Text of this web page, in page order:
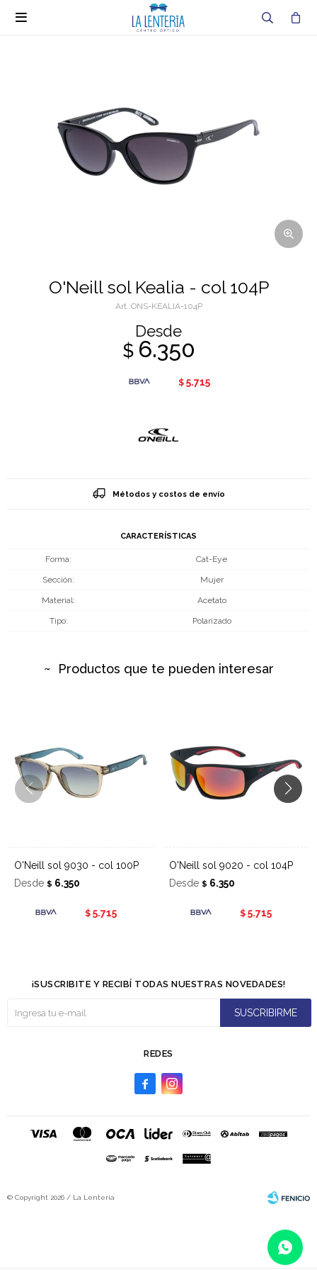

O'Neill sol Kealia - col 104P
ONS-KEALIA-104P
Desde
$ 6.350
$ 5.715
Métodos y costos de envío
CARACTERÍSTICAS
Forma Cat-Eye
Sección Mujer
Material Acetato
Tipo Polarizado
Productos que te pueden interesar
O'Neill sol 9030 - col 100P
Desde $ 6.350
$ 5.715
O'Neill sol 9020 - col 104P
Desde $ 6.350
$ 5.715
REDES
 
¡SUSCRIBITE Y RECIBÍ TODAS NUESTRAS NOVEDADES!
SUSCRIBIRME
© Copyright 2026 / La Lenteria